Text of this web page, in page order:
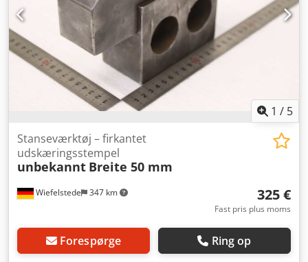
1 / 5
Wiefelstede 347 km
Stanseværktøj – firkantet
udskæringsstempel
unbekannt Breite 50 mm
325 €
Fast pris plus moms
Forespørge Ring op